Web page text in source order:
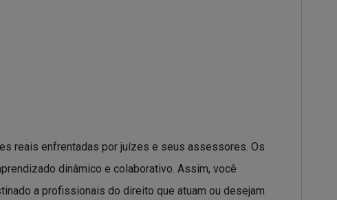
reais enfrentadas por juízes e seus assessores. Os
dinâmico e colaborativo. Assim, você
a profissionais do direito que atuam ou desejam